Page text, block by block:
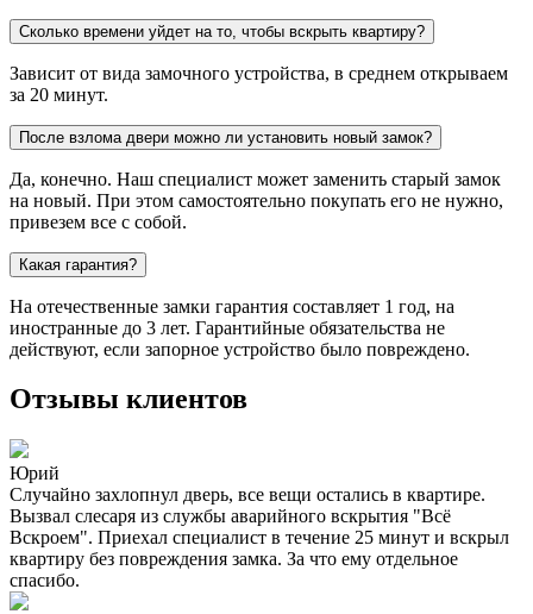
Сколько времени уйдет на то, чтобы вскрыть квартиру?
Зависит от вида замочного устройства, в среднем открываем
за 20 минут.
После взлома двери можно ли установить новый замок?
Да, конечно. Наш специалист может заменить старый замок
на новый. При этом самостоятельно покупать его не нужно,
привезем все с собой.
Какая гарантия?
На отечественные замки гарантия составляет 1 год, на
иностранные до 3 лет. Гарантийные обязательства не
действуют, если запорное устройство было повреждено.
Отзывы клиентов
Юрий
Случайно захлопнул дверь, все вещи остались в квартире.
Вызвал слесаря из службы аварийного вскрытия "Всё
Вскроем". Приехал специалист в течение 25 минут и вскрыл
квартиру без повреждения замка. За что ему отдельное
спасибо.